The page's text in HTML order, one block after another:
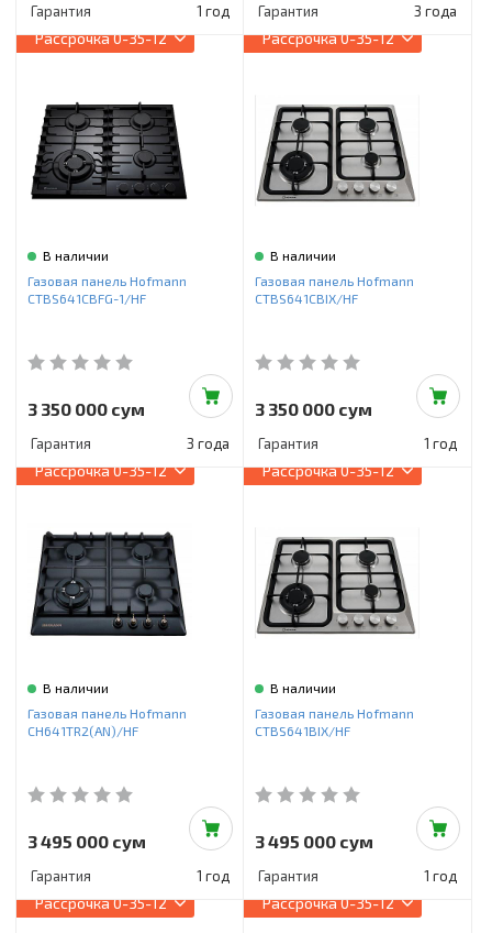
Гарантия 1 год Гарантия 3 года
Рассрочка0-35-12
В наличии
Газовая панель Hofmann
CTBS641CBFG-1/HF
3 350 000 сум
Гарантия 3 года
Рассрочка0-35-12
В наличии
Газовая панель Hofmann
CTBS641CBIX/HF
3 350 000 сум
Гарантия 1 год
Рассрочка0-35-12
В наличии
Газовая панель Hofmann
CH641TR2(AN)/HF
3 495 000 сум
Гарантия 1 год
Рассрочка0-35-12
В наличии
Газовая панель Hofmann
CTBS641BIX/HF
3 495 000 сум
Гарантия 1 год
Рассрочка0-35-12 Рассрочка0-35-12